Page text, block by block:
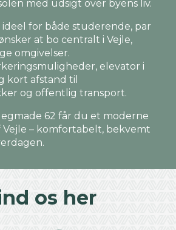
med udsigt over byens liv.
ideel for både studerende, par
at bo centralt i Vejle,
omgivelser.
elevator i
kort afstand til
og offentlig transport.
62 får du et moderne
Vejle – komfortabelt, bekvemt
os her